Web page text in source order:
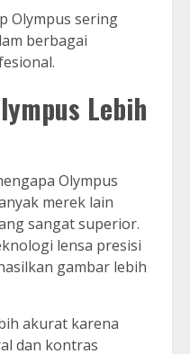
Olympus sering
berbagai
Lebih
Olympus
merek lain
sangat superior.
lensa presisi
gambar lebih
akurat karena
dan kontras